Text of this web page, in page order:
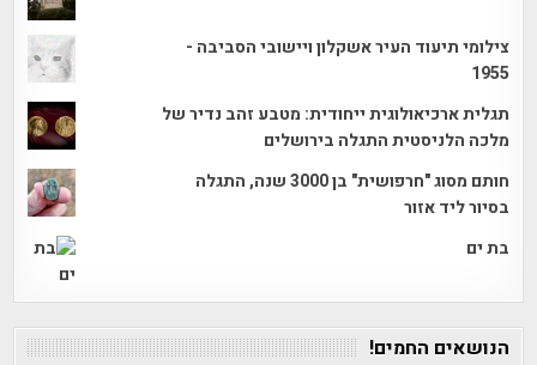
צילומי תיעוד העיר אשקלון ויישובי הסביבה -
1955
תגלית ארכיאולוגית ייחודית: מטבע זהב נדיר של
מלכה הלניסטית התגלה בירושלים
חותם מסוג "חרפושית" בן 3000 שנה, התגלה
בסיור ליד אזור
בת ים
הנושאים החמים!